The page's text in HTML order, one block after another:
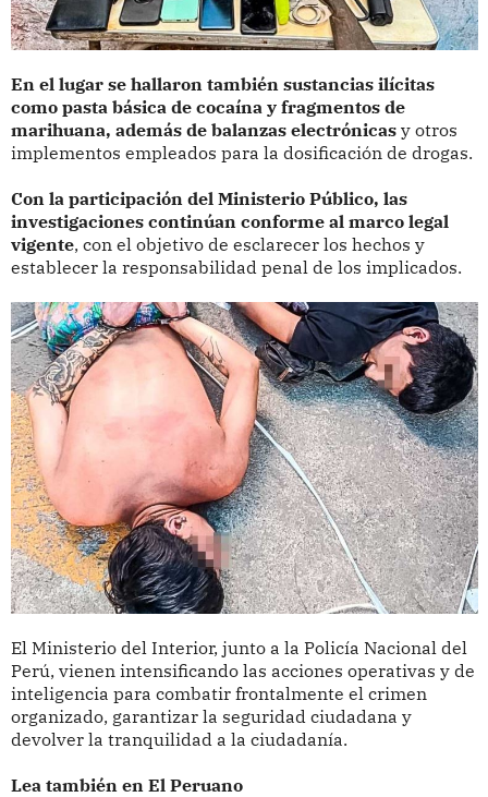
En el lugar se hallaron también sustancias ilícitas
como pasta básica de cocaína y fragmentos de
marihuana, además de balanzas electrónicas y otros
implementos empleados para la dosificación de drogas.
Con la participación del Ministerio Público, las
investigaciones continúan conforme al marco legal
vigente, con el objetivo de esclarecer los hechos y
establecer la responsabilidad penal de los implicados.
El Ministerio del Interior, junto a la Policía Nacional del
Perú, vienen intensificando las acciones operativas y de
inteligencia para combatir frontalmente el crimen
organizado, garantizar la seguridad ciudadana y
devolver la tranquilidad a la ciudadanía.
Lea también en El Peruano